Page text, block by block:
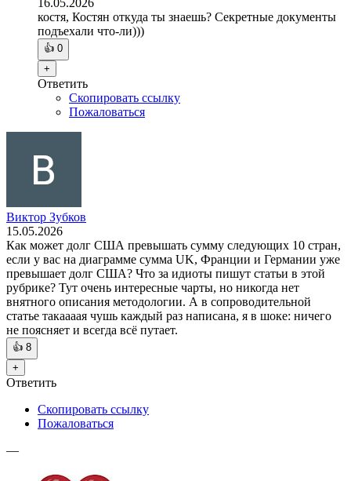
16.05.2026
костя, Костян откуда ты знаешь? Секретные документы
подъехали что-ли)))
👍 0
+
Ответить
Скопировать ссылку
Пожаловаться
Виктор Зубков
15.05.2026
Как может долг США превышать сумму следующих 10 стран,
если у вас на диаграмме сумма UK, Франции и Германии уже
превышает долг США? Что за идиоты пишут статьи в этой
рубрике? Тут очень интересные чарты, но никогда нет
внятного описания методологии. А в сопроводительной
статье такаааая чушь каждый раз написана, я в шоке: ничего
не поясняет и всегда всё путает.
👍 8
+
Ответить
Скопировать ссылку
Пожаловаться
—